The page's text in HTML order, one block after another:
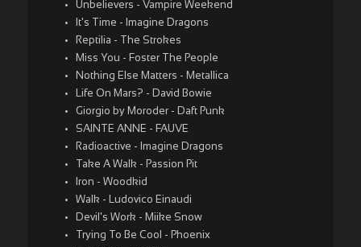
Unbelievers - Vampire Weekend
It's Time - Imagine Dragons
Reptilia - The Strokes
Miss You - Foster The People
Nothing Else Matters - Metallica
Life On Mars? - David Bowie
Giorgio by Moroder - Daft Punk
SAINTE ANNE - FAUVE
Radioactive - Imagine Dragons
Take A Walk - Passion Pit
Iron - Woodkid
Walk - Ludovico Einaudi
Devil's Work - Miike Snow
Trying To Be Cool - Phoenix